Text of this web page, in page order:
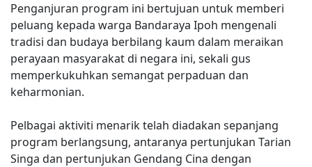
Penganjuran program ini bertujuan untuk memberi
peluang kepada warga Bandaraya Ipoh mengenali
tradisi dan budaya berbilang kaum dalam meraikan
perayaan masyarakat di negara ini, sekali gus
memperkukuhkan semangat perpaduan dan
keharmonian.
Pelbagai aktiviti menarik telah diadakan sepanjang
program berlangsung, antaranya pertunjukan Tarian
Singa dan pertunjukan Gendang Cina dengan